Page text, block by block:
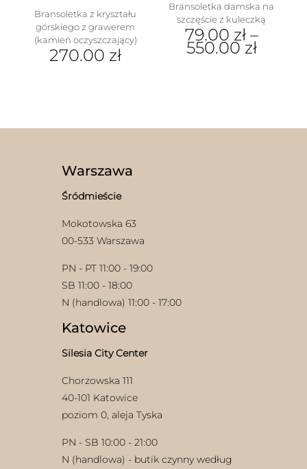
Bransoletka z kryształu
górskiego z grawerem
(kamień oczyszczający)
270.00 zł
Bransoletka damska na
szczęście z kuleczką
79.00 zł–
550.00 zł
Opcje
Warszawa
Śródmieście
Mokotowska 63
00-533 Warszawa
PN - PT 11:00 - 19:00
SB 11:00 - 18:00
N (handlowa) 11:00 - 17:00
Katowice
Silesia City Center
Chorzowska 111
40-101 Katowice
poziom 0, aleja Tyska
PN - SB 10:00 - 21:00
N (handlowa) - butik czynny według